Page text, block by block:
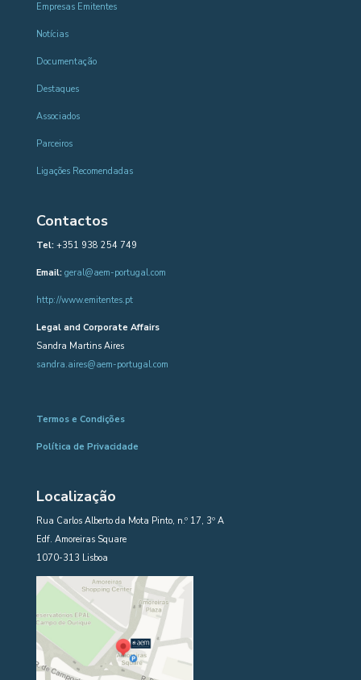
Empresas Emitentes
Notícias
Documentação
Destaques
Associados
Parceiros
Ligações Recomendadas
Contactos
Tel:+351 938 254 749
Email: geral@aem-portugal.com
http://www.emitentes.pt
Legal and Corporate Affairs
Sandra Martins Aires
sandra.aires@aem-portugal.com
Termos e Condições
Política de Privacidade
Localização
Rua Carlos Alberto da Mota Pinto, n.º 17, 3º A
Edf. Amoreiras Square
1070-313 Lisboa